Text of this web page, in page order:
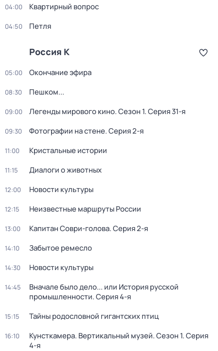
04:00 Квартирный вопрос
04:50 Петля
Россия К
05:00 Окончание эфира
08:30 Пешком...
09:00 Легенды мирового кино. Сезон 1. Серия 31-я
09:30 Фотографии на стене. Серия 2-я
11:00 Кристальные истории
11:15 Диалоги о животных
12:00 Новости культуры
12:15 Неизвестные маршруты России
13:00 Капитан Соври-голова. Серия 2-я
14:10 Забытое ремесло
14:30 Новости культуры
14:45
Вначале было дело... или История русской
промышленности. Серия 4-я
15:15 Тайны родословной гигантских птиц
16:10 Кунсткамера. Вертикальный музей. Сезон 1. Серия
4-я